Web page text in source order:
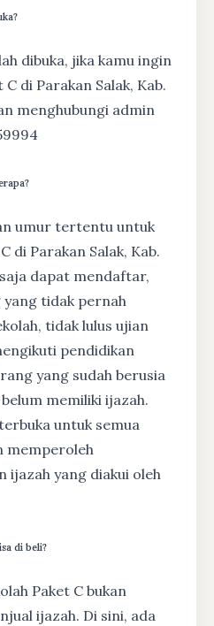
dibuka, jika kamu ingin
di Parakan Salak, Kab.
menghubungi admin
umur tertentu untuk
di Parakan Salak, Kab.
dapat mendaftar,
tidak pernah
tidak lulus ujian
pendidikan
yang sudah berusia
memiliki ijazah.
untuk semua
memperoleh
ijazah yang diakui oleh
di beli?
Paket C bukan
ijazah. Di sini, ada